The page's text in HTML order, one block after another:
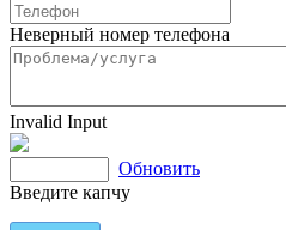
Неверный номер телефона
Invalid Input
Обновить
Введите капчу